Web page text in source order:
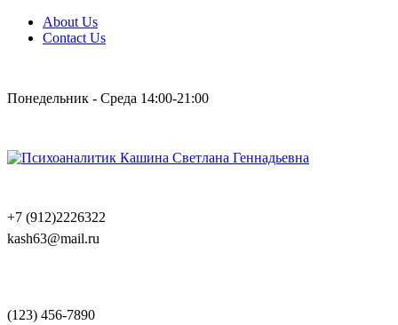
About Us
Contact Us
Понедельник - Среда 14:00-21:00
+7 (912)2226322
kash63@mail.ru
(123) 456-7890